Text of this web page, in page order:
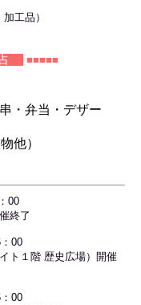
工品）
店 ■■■■■
・弁当・デザー
他）
00
終了
00
ト１階 歴史広場） 開催
00